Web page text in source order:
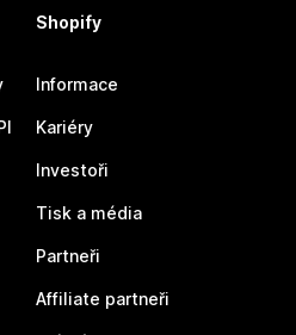
Shopify
Informace
Kariéry
Investoři
Tisk a média
Partneři
Affiliate partneři